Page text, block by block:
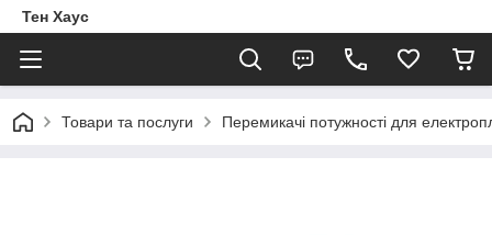
Тен Хаус
Товари та послуги Перемикачі потужності для